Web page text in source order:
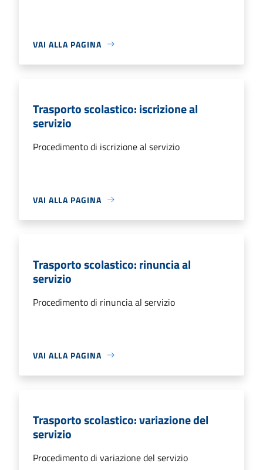
VAI ALLA PAGINA
Trasporto scolastico: iscrizione al
servizio
Procedimento di iscrizione al servizio
VAI ALLA PAGINA
Trasporto scolastico: rinuncia al
servizio
Procedimento di rinuncia al servizio
VAI ALLA PAGINA
Trasporto scolastico: variazione del
servizio
Procedimento di variazione del servizio